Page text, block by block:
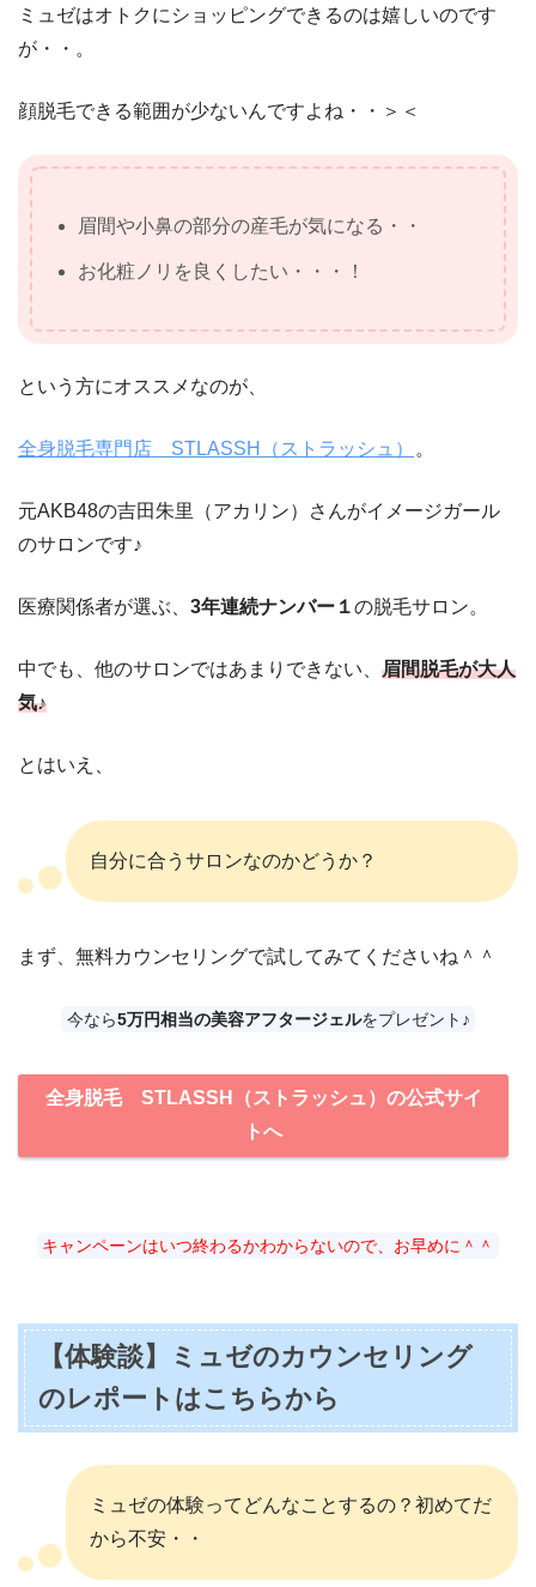
ミュゼはオトクにショッピングできるのは嬉しいのです
が・・。
顔脱毛できる範囲が少ないんですよね・・＞＜
眉間や小鼻の部分の産毛が気になる・・
お化粧ノリを良くしたい・・・！
という方にオススメなのが、
全身脱毛専門店 STLASSH（ストラッシュ） 。
元AKB48の吉田朱里（アカリン）さんがイメージガール
のサロンです♪
医療関係者が選ぶ、 3年連続ナンバー１の脱毛サロン。
中でも、他のサロンではあまりできない、 眉間脱毛が大人
気♪
とはいえ、
自分に合うサロンなのかどうか？
まず、無料カウンセリングで試してみてくださいね＾＾
今なら5万円相当の美容アフタージェルをプレゼント♪
全身脱毛 STLASSH（ストラッシュ）の公式サイ
トへ
キャンペーンはいつ終わるかわからないので、お早めに＾＾
【体験談】ミュゼのカウンセリング
のレポートはこちらから
ミュゼの体験ってどんなことするの？初めてだ
から不安・・